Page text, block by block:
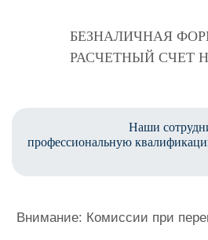
БЕЗНАЛИЧНАЯ
РАСЧЕТНЫЙ СЧЕТ
Наши
профессиональную
Внимание: Комиссии при